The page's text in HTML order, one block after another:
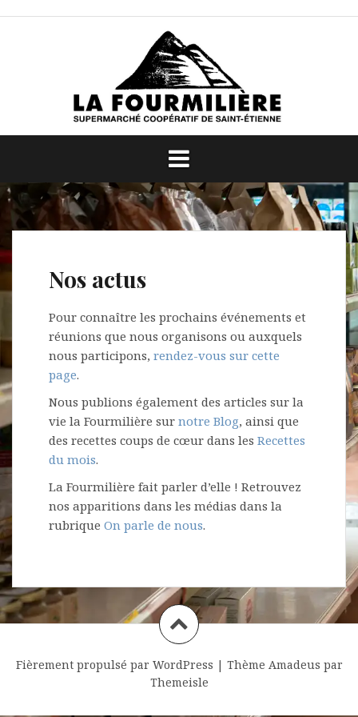
Nos actus
Pour connaître les prochains événements et
réunions que nous organisons ou auxquels
nous participons, rendez-vous sur cette
page.
Nous publions également des articles sur la
vie la Fourmilière sur notre Blog, ainsi que
des recettes coups de cœur dans les Recettes
du mois.
La Fourmilière fait parler d’elle ! Retrouvez
nos apparitions dans les médias dans la
rubrique On parle de nous.
Fièrement propulsé par WordPress | Thème Amadeus par
Themeisle